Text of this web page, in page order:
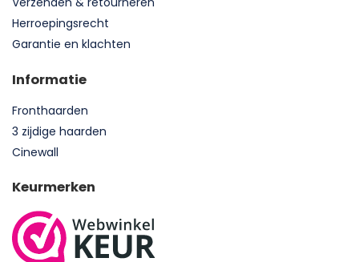
Herroepingsrecht
Garantie en klachten
Informatie
Fronthaarden
3 zijdige haarden
Cinewall
Keurmerken